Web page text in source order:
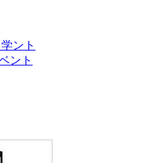
ント
ント